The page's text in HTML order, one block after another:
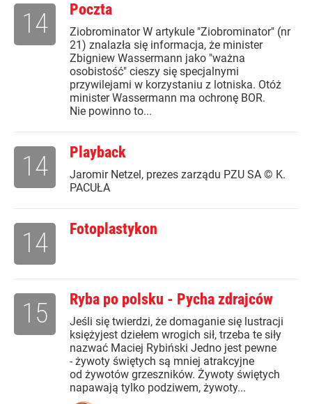
Poczta
Ziobrominator W artykule "Ziobrominator" (nr
21) znalazła się informacja, że minister
Zbigniew Wassermann jako "ważna
osobistość" cieszy się specjalnymi
przywilejami w korzystaniu z lotniska. Otóż
minister Wassermann ma ochronę BOR.
Nie powinno to...
14
Playback
Jaromir Netzel, prezes zarządu PZU SA © K.
PACUŁA
14
Fotoplastykon
14
Ryba po polsku - Pycha zdrajców
Jeśli się twierdzi, że domaganie się lustracji
księżyjest dziełem wrogich sił, trzeba te siły
nazwać Maciej Rybiński Jedno jest pewne
- żywoty świętych są mniej atrakcyjne
od żywotów grzeszników. Żywoty świętych
napawają tylko podziwem, żywoty...
15